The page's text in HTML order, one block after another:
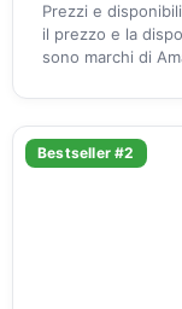
Prezzi e
il prezzo e la
sono marchi di
Bestseller #2